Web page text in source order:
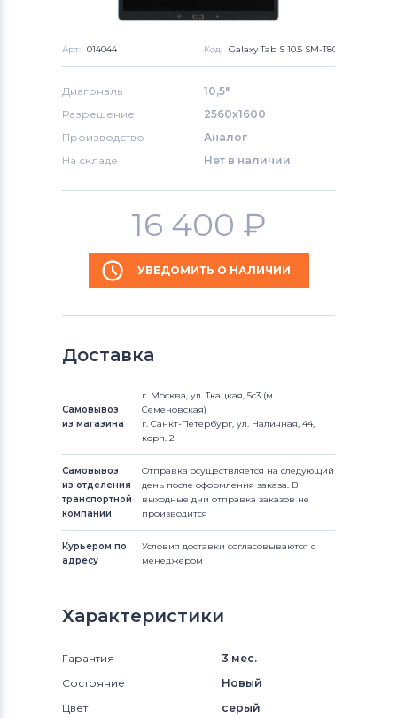
Арт: 014044 Код: Galaxy Tab S 10.5 SM-T800
Диагональ
10,5"
Разрешение
2560x1600
Производство
Аналог
На складе
Нет в наличии
16 400 ₽
УВЕДОМИТЬ О НАЛИЧИИ
Доставка
Самовывоз
из магазина
г. Москва, ул. Ткацкая, 5с3 (м.
Семеновская)
г. Санкт-Петербург, ул. Наличная, 44,
корп. 2
Самовывоз
из отделения
транспортной
компании
Отправка осуществляется на следующий
день после оформления заказа. В
выходные дни отправка заказов не
производится
Курьером по
адресу
Условия доставки согласовываются с
менеджером
Характеристики
Гарантия
3 мес.
Состояние
Новый
Цвет
серый